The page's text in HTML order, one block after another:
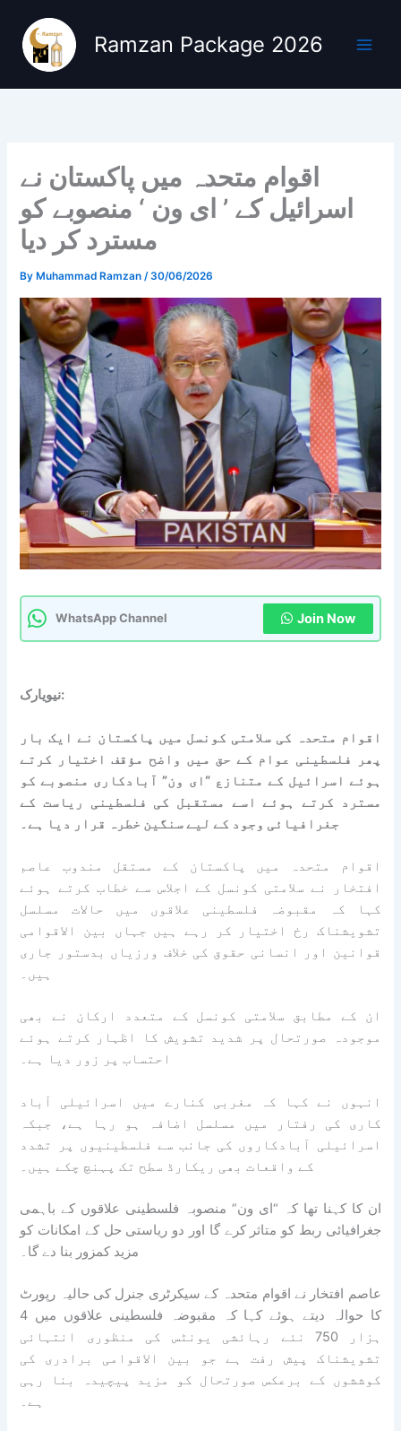
content
Ramzan Package 2026
اقوام متحدہ میں پاکستان نے
اسرائیل کے ’ ای ون ‘ منصوبے کو
مسترد کر دیا
By Muhammad Ramzan/30/06/2026
WhatsApp Channel Join Now
نیویارک:
اقوام متحدہ کی سلامتی کونسل میں پاکستان نے ایک بار
پھر فلسطینی عوام کے حق میں واضح مؤقف اختیار کرتے
ہوئے اسرائیل کے متنازع “ای ون” آبادکاری منصوبے کو
مسترد کرتے ہوئے اسے مستقبل کی فلسطینی ریاست کے
جغرافیائی وجود کے لیے سنگین خطرہ قرار دیا ہے۔
اقوام متحدہ میں پاکستان کے مستقل مندوب عاصم
افتخار نے سلامتی کونسل کے اجلاس سے خطاب کرتے ہوئے
کہا کہ مقبوضہ فلسطینی علاقوں میں حالات مسلسل
تشویشناک رخ اختیار کر رہے ہیں جہاں بین الاقوامی
قوانین اور انسانی حقوق کی خلاف ورزیاں بدستور جاری
ہیں۔
ان کے مطابق سلامتی کونسل کے متعدد ارکان نے بھی
موجودہ صورتحال پر شدید تشویش کا اظہار کرتے ہوئے
احتساب پر زور دیا ہے۔
انہوں نے کہا کہ مغربی کنارے میں اسرائیلی آباد
کاری کی رفتار میں مسلسل اضافہ ہو رہا ہے، جبکہ
اسرائیلی آبادکاروں کی جانب سے فلسطینیوں پر تشدد
کے واقعات بھی ریکارڈ سطح تک پہنچ چکے ہیں۔
ان کا کہنا تھا کہ “ای ون” منصوبہ فلسطینی علاقوں کے باہمی
جغرافیائی ربط کو متاثر کرے گا اور دو ریاستی حل کے امکانات کو
مزید کمزور بنا دے گا۔
عاصم افتخار نے اقوام متحدہ کے سیکرٹری جنرل کی حالیہ رپورٹ
کا حوالہ دیتے ہوئے کہا کہ مقبوضہ فلسطینی علاقوں میں 4
ہزار 750 نئے رہائشی یونٹس کی منظوری انتہائی
تشویشناک پیش رفت ہے جو بین الاقوامی برادری کی
کوششوں کے برعکس صورتحال کو مزید پیچیدہ بنا رہی
ہے۔